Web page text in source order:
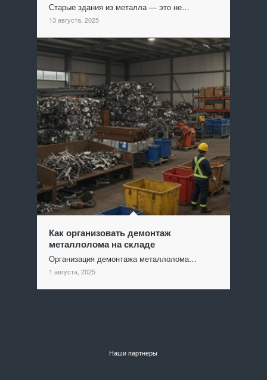
Старые здания из металла — это не…
13 августа, 2025
Как организовать демонтаж
металлолома на складе
Организация демонтажа металлолома…
1 августа, 2025
Наши партнеры